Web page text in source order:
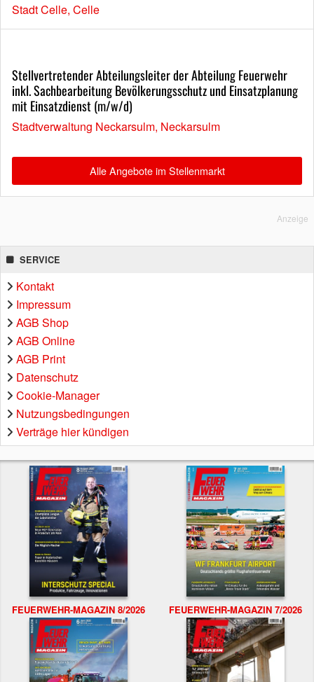
Stadt Celle, Celle
Stellvertretender Abteilungsleiter der Abteilung Feuerwehr
inkl. Sachbearbeitung Bevölkerungsschutz und Einsatzplanung
mit Einsatzdienst (m/w/d)
Stadtverwaltung Neckarsulm, Neckarsulm
Alle Angebote im Stellenmarkt
Anzeige
SERVICE
Kontakt
Impressum
AGB Shop
AGB Online
AGB Print
Datenschutz
Cookie-Manager
Nutzungsbedingungen
Verträge hier kündigen
FEUERWEHR-MAGAZIN 8/2026 FEUERWEHR-MAGAZIN 7/2026